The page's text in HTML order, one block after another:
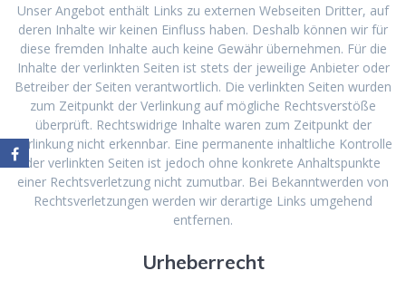
Unser Angebot enthält Links zu externen Webseiten Dritter, auf
deren Inhalte wir keinen Einfluss haben. Deshalb können wir für
diese fremden Inhalte auch keine Gewähr übernehmen. Für die
Inhalte der verlinkten Seiten ist stets der jeweilige Anbieter oder
Betreiber der Seiten verantwortlich. Die verlinkten Seiten wurden
zum Zeitpunkt der Verlinkung auf mögliche Rechtsverstöße
überprüft. Rechtswidrige Inhalte waren zum Zeitpunkt der
Verlinkung nicht erkennbar. Eine permanente inhaltliche Kontrolle
der verlinkten Seiten ist jedoch ohne konkrete Anhaltspunkte
einer Rechtsverletzung nicht zumutbar. Bei Bekanntwerden von
Rechtsverletzungen werden wir derartige Links umgehend
entfernen.
Urheberrecht